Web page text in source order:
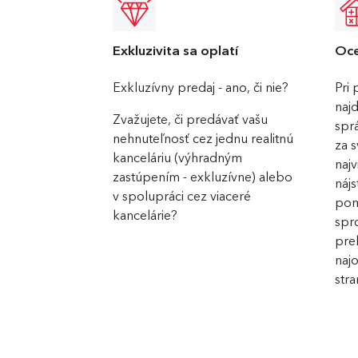
Exkluzivita sa oplatí
Exkluzívny predaj - ano, či nie?
Zvažujete, či predávať vašu
nehnuteľnosť cez jednu realitnú
kanceláriu (výhradným
zastúpením - exkluzívne) alebo
v spolupráci cez viaceré
kancelárie?
Pri
za